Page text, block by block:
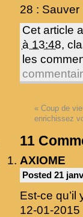
28 :
Cet article
à 13:48,
les
«Coup de
enrichissez
11
AXIOME
Posted 21
Est-ce
12-01-